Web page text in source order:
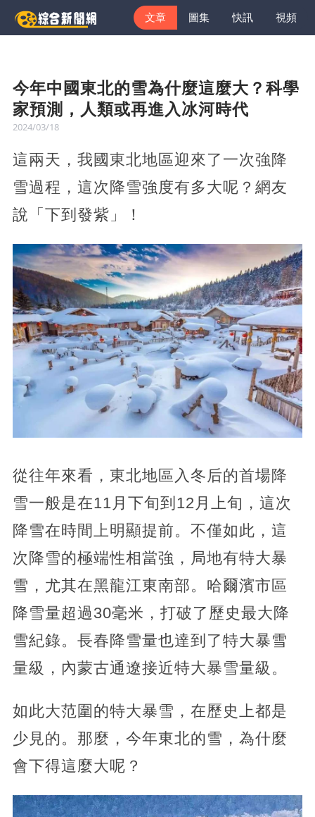
文章 圖集 快訊 視頻
今年中國東北的雪為什麼這麼大？科學
家預測，人類或再進入冰河時代
2024/03/18
這兩天，我國東北地區迎來了一次強降
雪過程，這次降雪強度有多大呢？網友
說「下到發紫」！
從往年來看，東北地區入冬后的首場降
雪一般是在11月下旬到12月上旬，這次
降雪在時間上明顯提前。不僅如此，這
次降雪的極端性相當強，局地有特大暴
雪，尤其在黑龍江東南部。哈爾濱市區
降雪量超過30毫米，打破了歷史最大降
雪紀錄。長春降雪量也達到了特大暴雪
量級，內蒙古通遼接近特大暴雪量級。
如此大范圍的特大暴雪，在歷史上都是
少見的。那麼，今年東北的雪，為什麼
會下得這麼大呢？